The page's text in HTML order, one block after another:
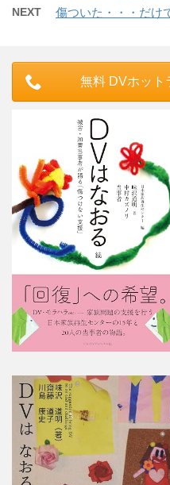
NEXT 傷ついた・・・だけ
無料 DVホッ